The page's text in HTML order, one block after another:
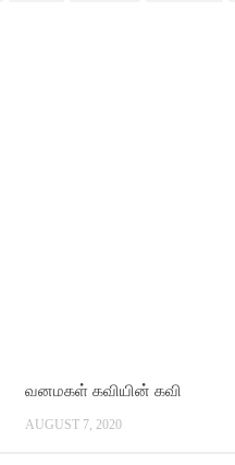
வனமகள் கவியின் கவி
AUGUST 7, 2020